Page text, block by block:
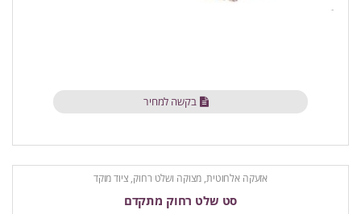
בקשה למחיר
אזעקה אלחוטית, מצוקה ושלט רחוק, ציוד מוקד
סט שלט רחוק מתקדם